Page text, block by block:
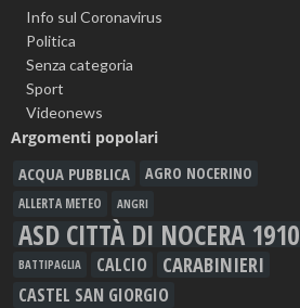
Info sul Coronavirus
Politica
Senza categoria
Sport
Videonews
Argomenti popolari
ACQUA PUBBLICA AGRO NOCERINO
ALLERTA METEO ANGRI
ASD CITTÀ DI NOCERA 1910
BATTIPAGLIA CALCIO CARABINIERI
CASTEL SAN GIORGIO